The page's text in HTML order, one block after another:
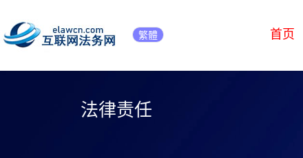
繁體 首页
法律责任